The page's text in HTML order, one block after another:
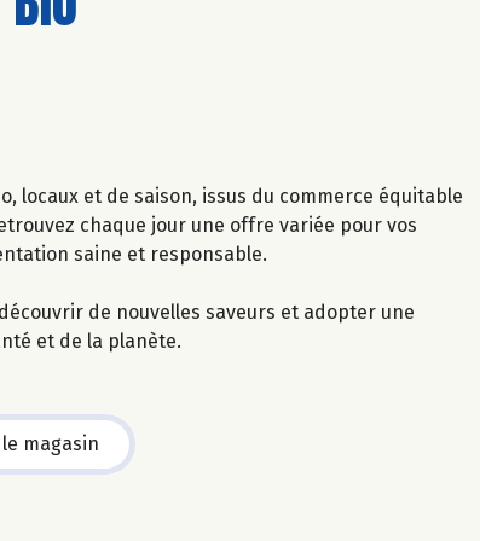
locaux et de saison, issus du commerce équitable
chaque jour une offre variée pour vos
saine et responsable.
de nouvelles saveurs et adopter une
et de la planète.
magasin